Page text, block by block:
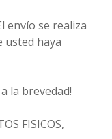
envío se realiza
usted haya
la brevedad!
FISICOS,